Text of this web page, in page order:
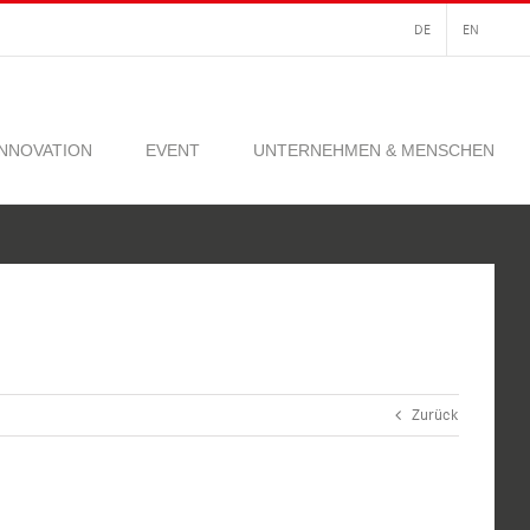
DE EN
EVENT UNTERNEHMEN & MENSCHEN
Zurück